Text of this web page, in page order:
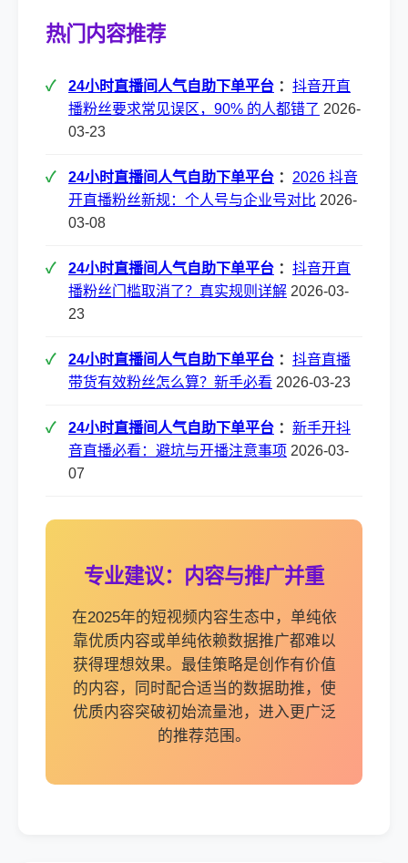
热门内容推荐
24小时直播间人气自助下单平台 ： 抖音开直
播粉丝要求常见误区，90% 的人都错了 2026-
03-23
24小时直播间人气自助下单平台 ： 2026 抖音
开直播粉丝新规：个人号与企业号对比 2026-
03-08
24小时直播间人气自助下单平台 ： 抖音开直
播粉丝门槛取消了？真实规则详解 2026-03-
23
24小时直播间人气自助下单平台 ： 抖音直播
带货有效粉丝怎么算？新手必看 2026-03-23
24小时直播间人气自助下单平台 ： 新手开抖
音直播必看：避坑与开播注意事项 2026-03-
07
专业建议：内容与推广并重
在2025年的短视频内容生态中，单纯依
靠优质内容或单纯依赖数据推广都难以
获得理想效果。最佳策略是创作有价值
的内容，同时配合适当的数据助推，使
优质内容突破初始流量池，进入更广泛
的推荐范围。